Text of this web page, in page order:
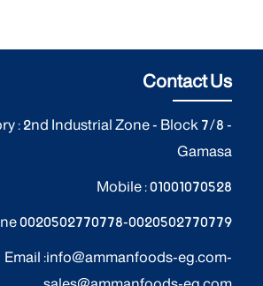
Contact Us
: 2nd Industrial Zone - Block 7/8 -
Gamasa
Mobile :01001070528
0020502770778-0020502770779
Email :info@ammanfoods-eg.com-